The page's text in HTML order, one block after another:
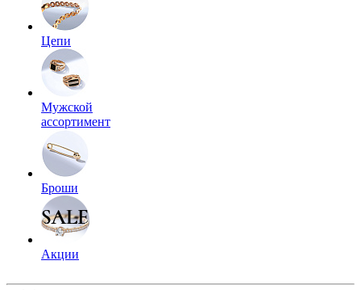
Цепи
Мужской
ассортимент
Броши
Акции